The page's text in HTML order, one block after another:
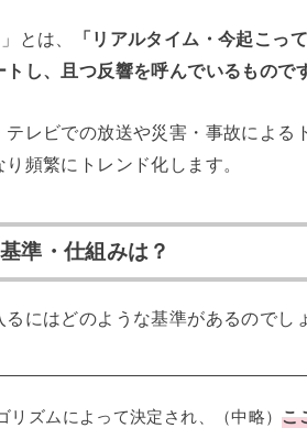
とは、
「リアルタイム・今起こっ
し、且つ反響を呼んでいるもので
レビでの放送や災害・事故による
頻繁にトレンド化します。
準・仕組みは？
るにはどのような基準があるのでし
リズムによって決定され、（中略）こ